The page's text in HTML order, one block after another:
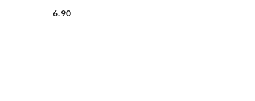
Cena:
6.90